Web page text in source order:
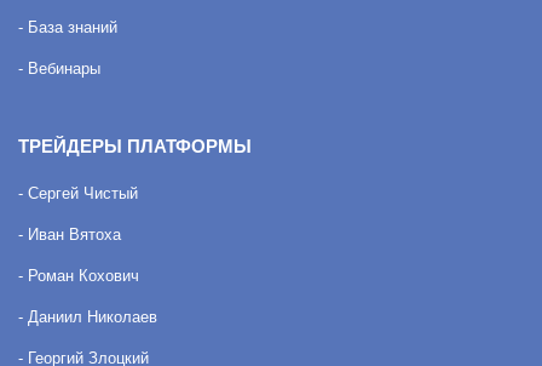
- База знаний
- Вебинары
ТРЕЙДЕРЫ ПЛАТФОРМЫ
- Сергей Чистый
- Иван Вятоха
- Роман Кохович
- Даниил Николаев
- Георгий Злоцкий